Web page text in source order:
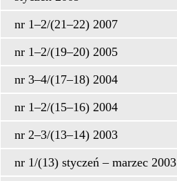
nr 1–2/(21–22) 2007
nr 1–2/(19–20) 2005
nr 3–4/(17–18) 2004
nr 1–2/(15–16) 2004
nr 2–3/(13–14) 2003
nr 1/(13) styczeń – marzec 2003